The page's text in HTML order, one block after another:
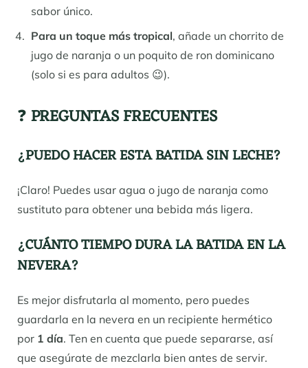
sabor único.
Para un toque más tropical, añade un chorrito de
jugo de naranja o un poquito de ron dominicano
(solo si es para adultos 😉).
❓PREGUNTAS FRECUENTES
¿PUEDO HACER ESTA BATIDA SIN LECHE?
¡Claro! Puedes usar agua o jugo de naranja como
sustituto para obtener una bebida más ligera.
¿CUÁNTO TIEMPO DURA LA BATIDA EN LA
NEVERA?
Es mejor disfrutarla al momento, pero puedes
guardarla en la nevera en un recipiente hermético
por 1 día. Ten en cuenta que puede separarse, así
que asegúrate de mezclarla bien antes de servir.